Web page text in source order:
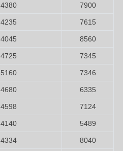
4380 7900
4235 7615
4045 8560
4725 7345
5160 7346
4680 6335
4598 7124
4140 5489
4334 8040